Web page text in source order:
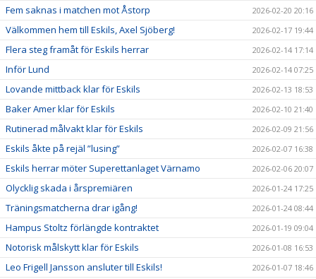
Fem saknas i matchen mot Åstorp 2026-02-20 20:16
Välkommen hem till Eskils, Axel Sjöberg! 2026-02-17 19:44
Flera steg framåt för Eskils herrar 2026-02-14 17:14
Inför Lund 2026-02-14 07:25
Lovande mittback klar för Eskils 2026-02-13 18:53
Baker Amer klar för Eskils 2026-02-10 21:40
Rutinerad målvakt klar för Eskils 2026-02-09 21:56
Eskils åkte på rejäl ”lusing” 2026-02-07 16:38
Eskils herrar möter Superettanlaget Värnamo 2026-02-06 20:07
Olycklig skada i årspremiären 2026-01-24 17:25
Träningsmatcherna drar igång! 2026-01-24 08:44
Hampus Stoltz förlängde kontraktet 2026-01-19 09:04
Notorisk målskytt klar för Eskils 2026-01-08 16:53
Leo Frigell Jansson ansluter till Eskils! 2026-01-07 18:46